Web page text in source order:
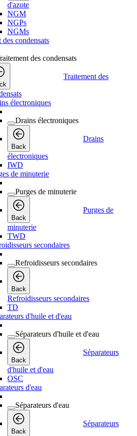
d'azote
NGM
NGPs
NGMs
des condensats
des condensats
Traitement des
électroniques
Drains électroniques
Back
Drains
électroniques
IWD
de minuterie
Purges de minuterie
Back
Purges de
minuterie
TWD
secondaires
Refroidisseurs secondaires
Back
Refroidisseurs secondaires
TD
d'huile et d'eau
Séparateurs d'huile et d'eau
Back
Séparateurs
d'huile et d'eau
OSC
d'eau
Séparateurs d'eau
Back
Séparateurs